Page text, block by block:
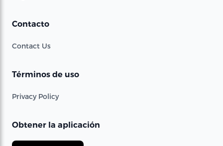
Contacto
Contact Us
Términos de uso
Privacy Policy
Obtener la aplicación